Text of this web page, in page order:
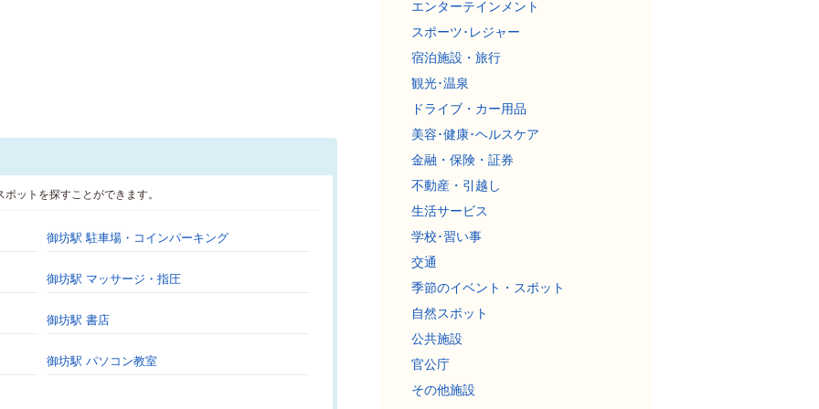
ットを探すことができます。
御坊駅 駐車場・コインパーキング
御坊駅 マッサージ・指圧
御坊駅 書店
御坊駅 パソコン教室
エンターテインメント
スポーツ･レジャー
宿泊施設・旅行
観光･温泉
ドライブ・カー用品
美容･健康･ヘルスケア
金融・保険・証券
不動産・引越し
生活サービス
学校･習い事
交通
季節のイベント・スポット
自然スポット
公共施設
官公庁
その他施設